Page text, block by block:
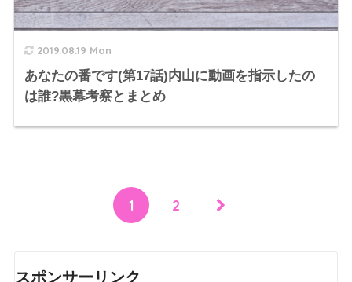
2019.08.19 Mon
あなたの番です(第17話)内山に動画を指示したの
は誰?黒幕考察とまとめ
1 2
スポンサーリンク